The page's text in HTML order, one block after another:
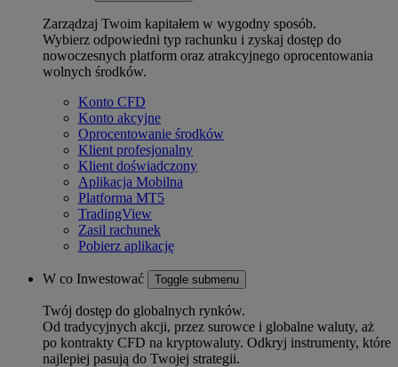
Zarządzaj Twoim kapitałem w wygodny sposób.
Wybierz odpowiedni typ rachunku i zyskaj dostęp do
nowoczesnych platform oraz atrakcyjnego oprocentowania
wolnych środków.
Konto CFD
Konto akcyjne
Oprocentowanie środków
Klient profesjonalny
Klient doświadczony
Aplikacja Mobilna
Platforma MT5
TradingView
Zasil rachunek
Pobierz aplikację
W co Inwestować Toggle submenu
Twój dostęp do globalnych rynków.
Od tradycyjnych akcji, przez surowce i globalne waluty, aż
po kontrakty CFD na kryptowaluty. Odkryj instrumenty, które
najlepiej pasują do Twojej strategii.